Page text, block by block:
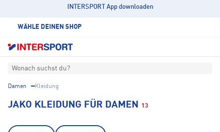
INTERSPORT App downloaden
WÄHLE DEINEN SHOP
Wonach suchst du?
Damen Kleidung
JAKO KLEIDUNG FÜR DAMEN 13